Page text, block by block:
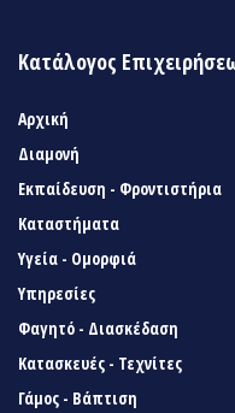
Κατάλογος
Αρχική
Διαμονή
Εκπαίδευση - Φροντιστήρια
Καταστήματα
Υγεία - Ομορφιά
Υπηρεσίες
Φαγητό - Διασκέδαση
Κατασκευές - Τεχνίτες
Γάμος - Βάπτιση